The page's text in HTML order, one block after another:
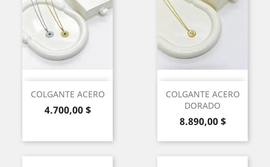
COLGANTE ACERO
Precio
4.700,00 $
COLGANTE ACERO
DORADO
Precio
8.890,00 $